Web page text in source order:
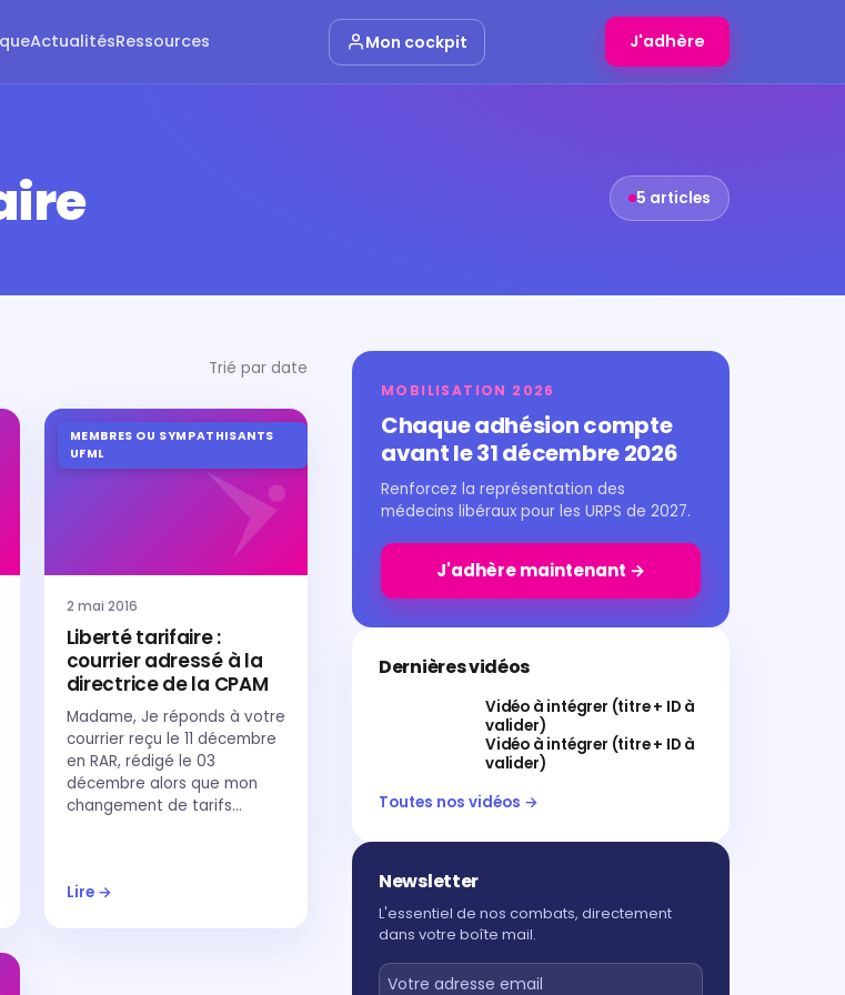
ActualitésRessources Mon cockpit J'adhère
5 articles
Trié par date
MEMBRES OU SYMPATHISANTS
UFML
2 mai 2016
Liberté tarifaire :
courrier adressé à la
directrice de la CPAM
Madame, Je réponds à votre
courrier reçu le 11 décembre
en RAR, rédigé le 03
décembre alors que mon
changement de tarifs…
Lire →
MOBILISATION 2026
Chaque adhésion compte
avant le 31 décembre 2026
Renforcez la représentation des
médecins libéraux pour les URPS de 2027.
J'adhère maintenant →
Dernières vidéos
Vidéo à intégrer (titre + ID à
valider)
Vidéo à intégrer (titre + ID à
valider)
Toutes nos vidéos →
Newsletter
L'essentiel de nos combats, directement
dans votre boîte mail.